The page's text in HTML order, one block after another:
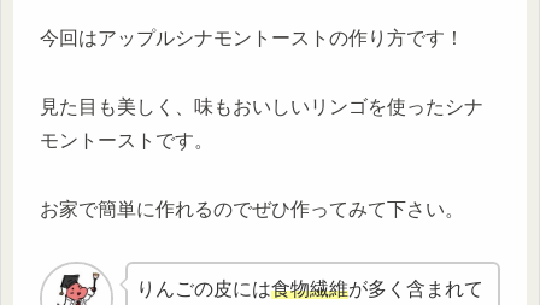
今回はアップルシナモントーストの作り方です！
見た目も美しく、味もおいしいリンゴを使ったシナ
モントーストです。
お家で簡単に作れるのでぜひ作ってみて下さい。
りんごの皮には食物繊維が多く含まれて